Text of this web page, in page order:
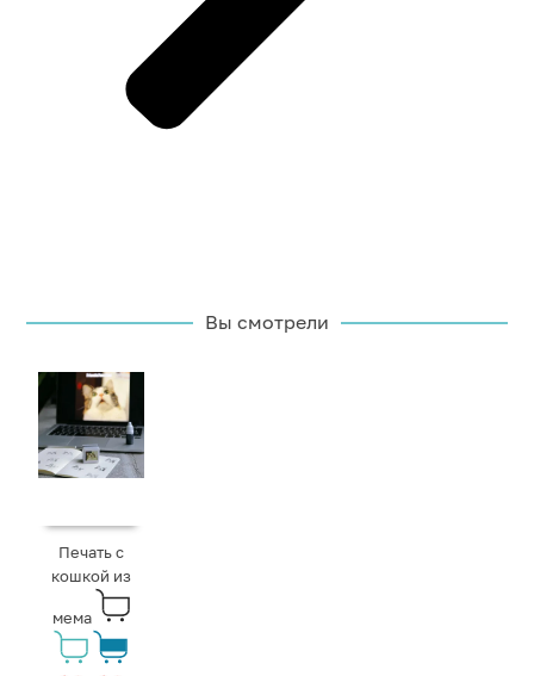
Вы смотрели
Печать с
кошкой из
мема